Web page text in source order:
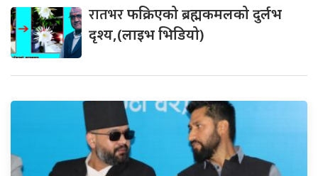
रातभरफक्रिएको ब्रह्मकमलको दुर्लभ
दृश्य,(लाइभ भिडियो)